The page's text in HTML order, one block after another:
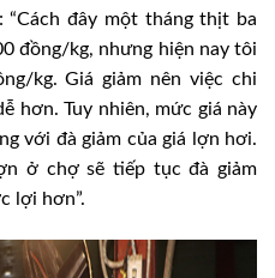
“Cách đây một tháng thịt ba
đồng/kg, nhưng hiện nay tôi
kg. Giá giảm nên việc chi
hơn. Tuy nhiên, mức giá này
với đà giảm của giá lợn hơi.
ở chợ sẽ tiếp tục đà giảm
lợi hơn”.